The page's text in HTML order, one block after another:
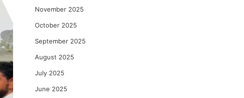
November 2025
October 2025
September 2025
August 2025
July 2025
June 2025